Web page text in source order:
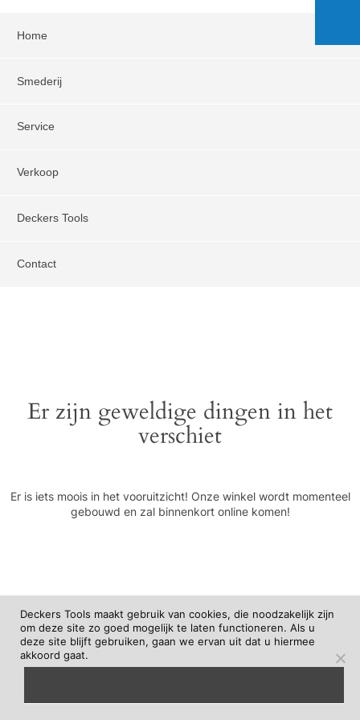
Home
Smederij
Service
Verkoop
Deckers Tools
Contact
Er zijn geweldige dingen in het
verschiet
Er is iets moois in het vooruitzicht! Onze winkel wordt momenteel
gebouwd en zal binnenkort online komen!
Deckers Tools maakt gebruik van cookies, die noodzakelijk zijn
om deze site zo goed mogelijk te laten functioneren. Als u
deze site blijft gebruiken, gaan we ervan uit dat u hiermee
akkoord gaat.